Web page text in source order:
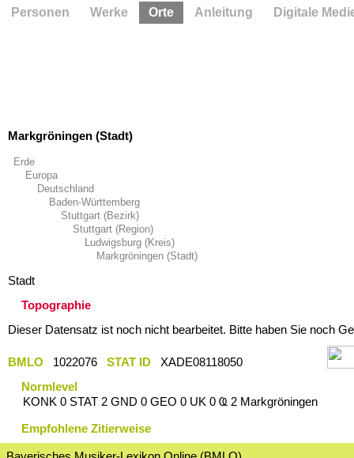
Markgröningen (Stadt)
Erde
Europa
Deutschland
Baden-Württemberg
Stuttgart (Bezirk)
Stuttgart (Region)
Ludwigsburg (Kreis)
Markgröningen (Stadt)
Stadt
Topographie
Dieser Datensatz ist noch nicht bearbeitet. Bitte haben Sie noch
BMLO 1022076 STAT ID
XADE08118050
Normlevel
KONK 0 STAT 2 GND 0 GEO 0 UK 0 Ҩ 2 Markgröningen
Empfohlene Zitierweise
Personen Werke Orte Anleitung Digitale